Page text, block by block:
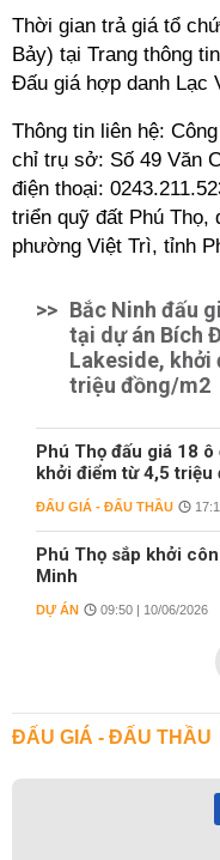
Thời gian trả giá tổ
Bảy) tại Trang thông
Đấu giá hợp danh Lạc
Thông tin liên hệ:
chỉ trụ sở: Số 49 Văn
điện thoại:
triển quỹ đất Phú Thọ,
phường Việt Trì, tỉnh
>> Bắc Ninh đấu
tại dự án Bích
Lakeside, khởi
triệu đồng/m2
Phú Thọ đấu giá 18
khởi điểm từ 4,5 triệu
ĐẤU GIÁ - ĐẤU THẦU
Phú Thọ sắp khởi
Minh
DỰ ÁN 09:50 | 10/06/2026
ĐẤU GIÁ - ĐẤU THẦU